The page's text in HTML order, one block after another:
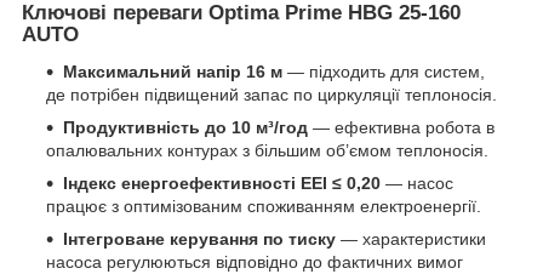
Ключові переваги Optima Prime HBG 25-160
AUTO
Максимальний напір 16 м — підходить для систем,
де потрібен підвищений запас по циркуляції теплоносія.
Продуктивність до 10 м³/год — ефективна робота в
опалювальних контурах з більшим об’ємом теплоносія.
Індекс енергоефективності EEI ≤ 0,20 — насос
працює з оптимізованим споживанням електроенергії.
Інтегроване керування по тиску — характеристики
насоса регулюються відповідно до фактичних вимог